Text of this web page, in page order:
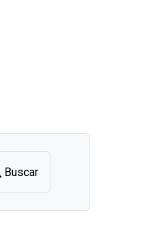
Buscar